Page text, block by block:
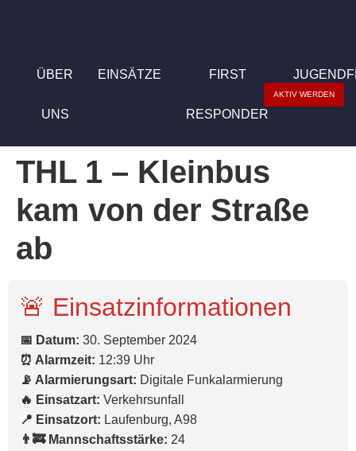
ÜBER
UNS
EINSÄTZE FIRST
RESPONDER
AKTIV WERDEN
THL 1 – Kleinbus
kam von der Straße
ab
🚨 Einsatzinformationen
📅 Datum: 30. September 2024
⏰ Alarmzeit: 12:39 Uhr
📡 Alarmierungsart: Digitale Funkalarmierung
🔥 Einsatzart: Verkehrsunfall
📍 Einsatzort: Laufenburg, A98
👨‍🚒 Mannschaftsstärke: 24